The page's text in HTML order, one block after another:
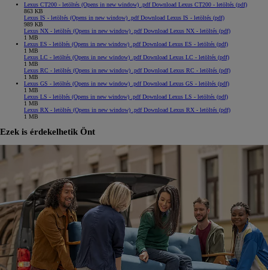
Lexus CT200 - letöltés (Opens in new window) .pdfDownload Lexus CT200 - letöltés (pdf)
863 KB
Lexus IS - letöltés (Opens in new window) .pdfDownload Lexus IS - letöltés (pdf)
989 KB
Lexus NX - letöltés (Opens in new window) .pdfDownload Lexus NX - letöltés (pdf)
1 MB
Lexus ES - letöltés (Opens in new window) .pdfDownload Lexus ES - letöltés (pdf)
1 MB
Lexus LC - letöltés (Opens in new window) .pdfDownload Lexus LC - letöltés (pdf)
1 MB
Lexus RC - letöltés (Opens in new window) .pdfDownload Lexus RC - letöltés (pdf)
1 MB
Lexus GS - letöltés (Opens in new window) .pdfDownload Lexus GS - letöltés (pdf)
1 MB
Lexus LS - letöltés (Opens in new window) .pdfDownload Lexus LS - letöltés (pdf)
1 MB
Lexus RX - letöltés (Opens in new window) .pdfDownload Lexus RX - letöltés (pdf)
1 MB
Ezek is érdekelhetik Önt